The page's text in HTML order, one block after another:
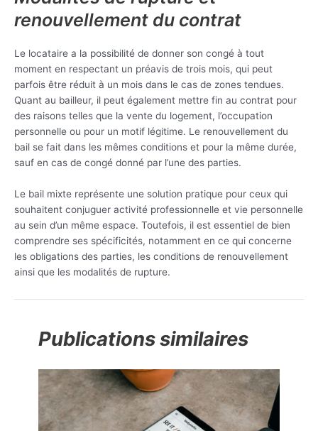
renouvellement du contrat
Le locataire a la possibilité de donner son congé à tout
moment en respectant un préavis de trois mois, qui peut
parfois être réduit à un mois dans le cas de zones tendues.
Quant au bailleur, il peut également mettre fin au contrat pour
des raisons telles que la vente du logement, l’occupation
personnelle ou pour un motif légitime. Le renouvellement du
bail se fait dans les mêmes conditions et pour la même durée,
sauf en cas de congé donné par l’une des parties.
Le bail mixte représente une solution pratique pour ceux qui
souhaitent conjuguer activité professionnelle et vie personnelle
au sein d’un même espace. Toutefois, il est essentiel de bien
comprendre ses spécificités, notamment en ce qui concerne
les obligations des parties, les conditions de renouvellement
ainsi que les modalités de rupture.
Publications similaires